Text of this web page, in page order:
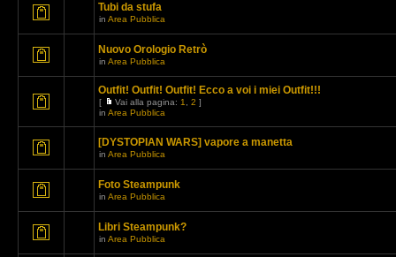
Tubi da stufa
in Area Pubblica
Nuovo Orologio Retrò
in Area Pubblica
Outfit! Outfit! Outfit! Ecco a voi i miei Outfit!!!
[ Vai alla pagina: 1 2 ]
in Area Pubblica
[DYSTOPIAN WARS] vapore a manetta
in Area Pubblica
Foto Steampunk
in Area Pubblica
Libri Steampunk?
in Area Pubblica